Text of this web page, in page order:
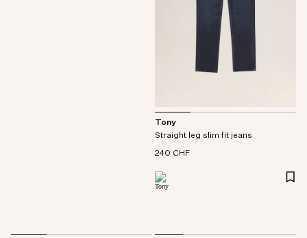
Tony
Straight leg slim fit jeans
240 CHF